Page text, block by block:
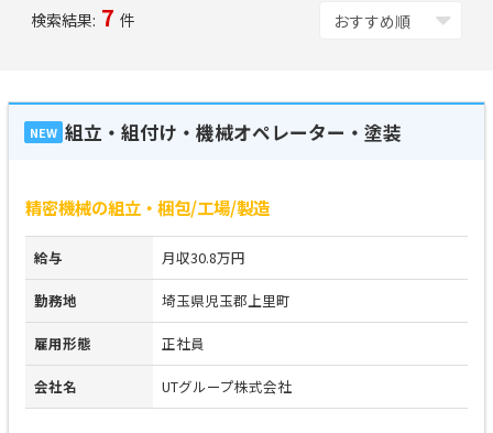
検索結果: 7 件
NEW 組立・組付け・機械オペレーター・塗装
精密機械の組立・梱包/工場/製造
給与 月収30.8万円
勤務地 埼玉県児玉郡上里町
雇用形態 正社員
会社名 UTグループ株式会社